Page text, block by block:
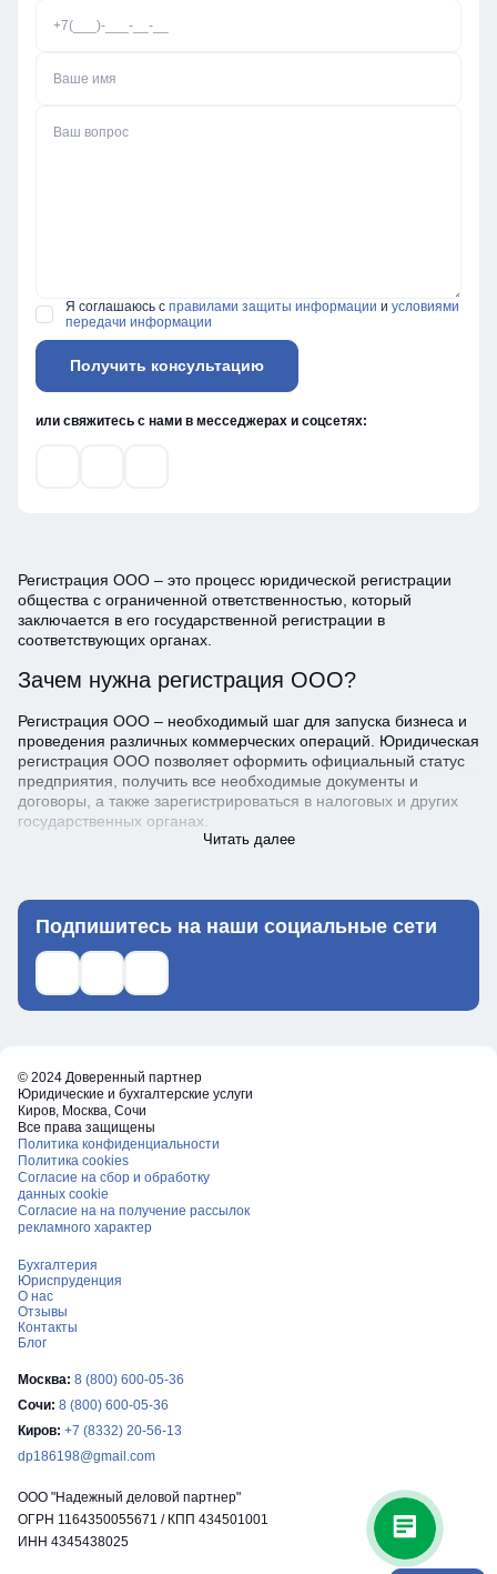
Я соглашаюсь с правилами защиты информации и условиями
передачи информации
Получить консультацию
или свяжитесь с нами в месседжерах и соцсетях:
Регистрация ООО – это процесс юридической регистрации
общества с ограниченной ответственностью, который
заключается в его государственной регистрации в
соответствующих органах.
Зачем нужна регистрация ООО?
Регистрация ООО – необходимый шаг для запуска бизнеса и
проведения различных коммерческих операций. Юридическая
регистрация ООО позволяет оформить официальный статус
предприятия, получить все необходимые документы и
договоры, а также зарегистрироваться в налоговых и других
государственных органах.
Учредительный договор – основной документ,
определяющий правила создания, функционирования и
данные об учредителях и доли их участия в ООО,
наименование и место нахождения ООО, виды
принятия решений и многое другое.
Заявление о регистрации – это документ, который заполняет
и подает учредитель ООО в налоговую инспекцию, где будет
проходить процедура регистрации.
Копия паспорта гражданина РФ – учредителей ООО.
Решение об учреждении – документ, который подписывают
учредители ООО, в котором они фиксируют свое намерение
создать ООО.
Документ, подтверждающий внесение уставного капитала –
займа, заключенный с кредитной организацией.
Свидетельство об уплате государственной пошлины –
документ, который подтверждает, что учредители ООО
заплатили государственную пошлину за регистрацию ООО.
Документы, подтверждающие право на использование
собственности на помещение, где будет зарегистрировано
ООО.
Реквизиты для открытия расчетного счета в банке.
Основные этапы регистрации ООО:
Первый этап – формирование пакета необходимых
документов, согласование видов деятельности (ОКВЭДов),
юридического адреса с клиентом, а также системы
налогообложения (срок: 1 – 2 рабочих дня, в зависимости от
Читать далее
Подпишитесь на наши социальные сети
Ссылка на телеграм
Ссылка на what's up
Ссылка на ВКонтакте
© 2024 Доверенный партнер
Юридические и бухгалтерские услуги
Киров, Москва, Сочи
Все права защищены
Политика конфиденциальности
Политика cookies
Согласие на сбор и обработку
данных cookie
Согласие на на получение рассылок
рекламного характер
Бухгалтерия
Юриспруденция
О нас
Отзывы
Контакты
Блог
ООО "Надежный деловой партнер"
ОГРН 1164350055671 / КПП 434501001
ИНН 4345438025
Москва: 8 (800) 600-05-36
Сочи: 8 (800) 600-05-36
Киров: +7 (8332) 20-56-13
dp186198@gmail.com